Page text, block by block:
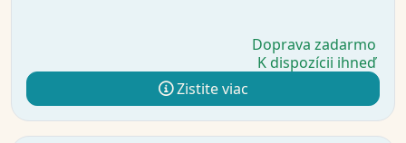
Doprava zadarmo
K dispozícii ihneď
Zistite viac